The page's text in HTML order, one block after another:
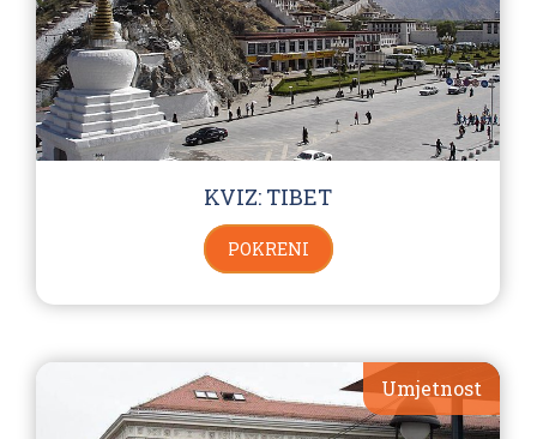
KVIZ: TIBET
POKRENI
Umjetnost